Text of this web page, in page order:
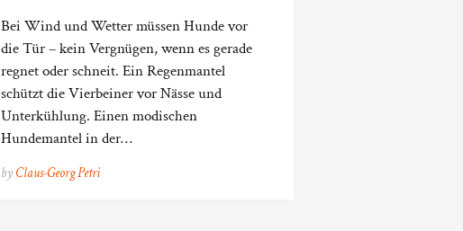
Bei Wind und Wetter müssen Hunde vor
die Tür – kein Vergnügen, wenn es gerade
regnet oder schneit. Ein Regenmantel
schützt die Vierbeiner vor Nässe und
Unterkühlung. Einen modischen
Hundemantel in der…
byClaus-Georg Petri